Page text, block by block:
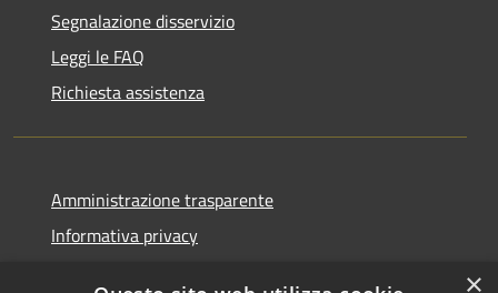
Segnalazione disservizio
Leggi le FAQ
Richiesta assistenza
Amministrazione trasparente
Informativa privacy
×